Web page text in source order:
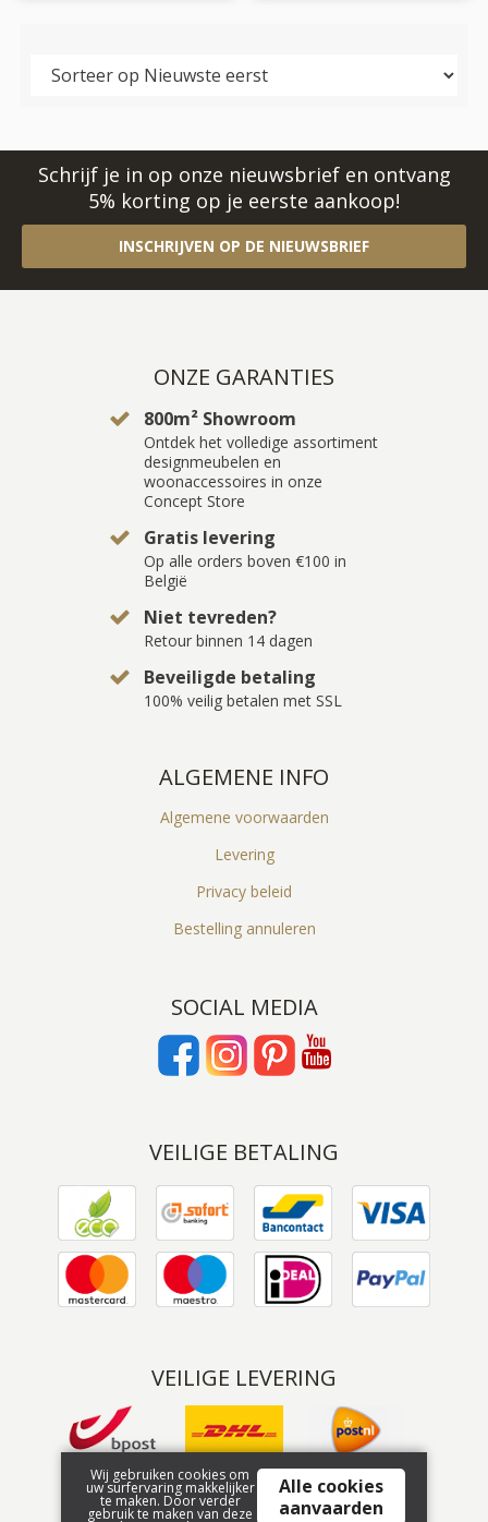
Schrijf je in op onze nieuwsbrief en ontvang
5% korting op je eerste aankoop!
INSCHRIJVEN OP DE NIEUWSBRIEF
ONZE GARANTIES
800m² Showroom
Ontdek het volledige assortiment
designmeubelen en
woonaccessoires in onze
Concept Store
Gratis levering
Op alle orders boven €100 in
België
Niet tevreden?
Retour binnen 14 dagen
Beveiligde betaling
100% veilig betalen met SSL
ALGEMENE INFO
Algemene voorwaarden
Levering
Privacy beleid
Bestelling annuleren
SOCIAL MEDIA
VEILIGE BETALING
VEILIGE LEVERING
Wij gebruiken cookies om
uw surfervaring makkelijker
te maken. Door verder
gebruik te maken van deze
Alle cookies
aanvaarden